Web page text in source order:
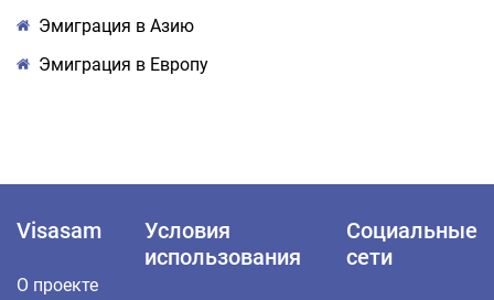
Эмиграция в Азию
Эмиграция в Европу
Visasam
О проекте
Условия
использования
Социальные
сети